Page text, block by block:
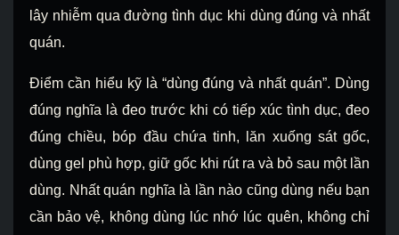
lây nhiễm qua đường tình dục khi dùng đúng và nhất
quán.
Điểm cần hiểu kỹ là “dùng đúng và nhất quán”. Dùng
đúng nghĩa là đeo trước khi có tiếp xúc tình dục, đeo
đúng chiều, bóp đầu chứa tinh, lăn xuống sát gốc,
dùng gel phù hợp, giữ gốc khi rút ra và bỏ sau một lần
dùng. Nhất quán nghĩa là lần nào cũng dùng nếu bạn
cần bảo vệ, không dùng lúc nhớ lúc quên, không chỉ